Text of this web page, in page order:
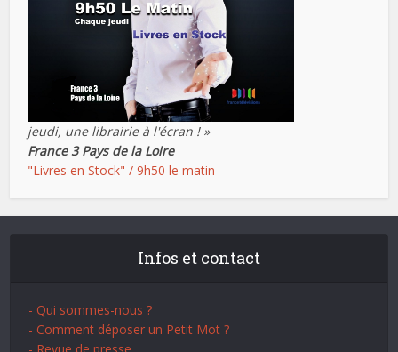
jeudi, une librairie à l'écran ! »
France 3 Pays de la Loire
"Livres en Stock" / 9h50 le matin
Infos et contact
- Qui sommes-nous ?
- Comment déposer un Petit Mot ?